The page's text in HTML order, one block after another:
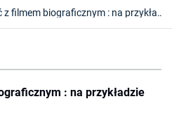
Jak pracować z filmem biograficznym : na przykładzie edukacji osób dorosłych
: na przykładzie